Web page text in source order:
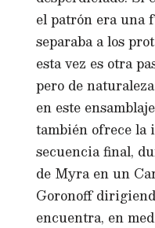
el patrón era una
separaba a los
esta vez es otra
pero de
en este
también ofrece la
secuencia final,
de Myra en un
Goronoff
encuentra, en